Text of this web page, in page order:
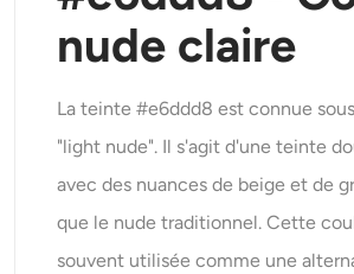
nude claire
La teinte #e6ddd8 est connue
"light nude". Il s'agit d'une teinte
avec des nuances de beige et de
que le nude traditionnel. Cette
souvent utilisée comme une